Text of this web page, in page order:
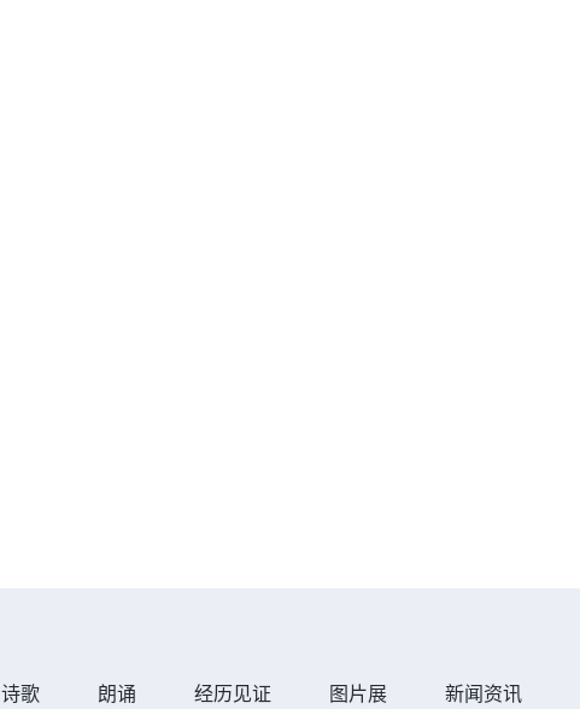
诗歌 朗诵 经历见证 图片展 新闻资讯